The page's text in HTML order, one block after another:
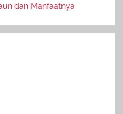
dan Manfaatnya